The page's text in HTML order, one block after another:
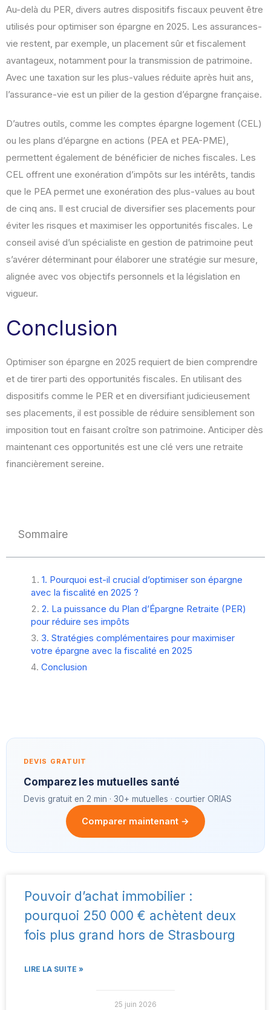
Au-delà du PER, divers autres dispositifs fiscaux peuvent être
utilisés pour optimiser son épargne en 2025. Les assurances-
vie restent, par exemple, un placement sûr et fiscalement
avantageux, notamment pour la transmission de patrimoine.
Avec une taxation sur les plus-values réduite après huit ans,
l’assurance-vie est un pilier de la gestion d’épargne française.
D’autres outils, comme les comptes épargne logement (CEL)
ou les plans d’épargne en actions (PEA et PEA-PME),
permettent également de bénéficier de niches fiscales. Les
CEL offrent une exonération d’impôts sur les intérêts, tandis
que le PEA permet une exonération des plus-values au bout
de cinq ans. Il est crucial de diversifier ses placements pour
éviter les risques et maximiser les opportunités fiscales. Le
conseil avisé d’un spécialiste en gestion de patrimoine peut
s’avérer déterminant pour élaborer une stratégie sur mesure,
alignée avec vos objectifs personnels et la législation en
vigueur.
Conclusion
Optimiser son épargne en 2025 requiert de bien comprendre
et de tirer parti des opportunités fiscales. En utilisant des
dispositifs comme le PER et en diversifiant judicieusement
ses placements, il est possible de réduire sensiblement son
imposition tout en faisant croître son patrimoine. Anticiper dès
maintenant ces opportunités est une clé vers une retraite
financièrement sereine.
Sommaire
1. Pourquoi est-il crucial d’optimiser son épargne
avec la fiscalité en 2025 ?
2. La puissance du Plan d’Épargne Retraite (PER)
pour réduire ses impôts
3. Stratégies complémentaires pour maximiser
votre épargne avec la fiscalité en 2025
Conclusion
DEVIS GRATUIT
Comparez les mutuelles santé
Devis gratuit en 2 min · 30+ mutuelles · courtier ORIAS
Comparer maintenant →
Pouvoir d’achat immobilier :
pourquoi 250 000 € achètent deux
fois plus grand hors de Strasbourg
LIRE LA SUITE »
25 juin 2026